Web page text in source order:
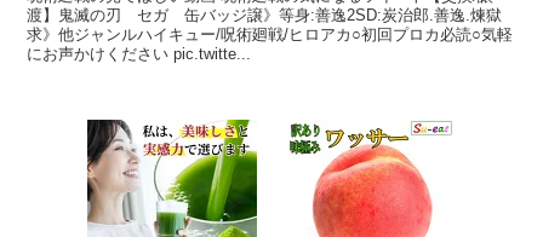
渡】鬼滅の刃 セガ 缶バッジ譲》等身:善逸2SD:炭治郎.善逸.煉獄
求》他ジャンルハイキュー/呪術廻戦/ヒロアカ○初回プロカ必読○気軽
にお声かけください pic.twitte...